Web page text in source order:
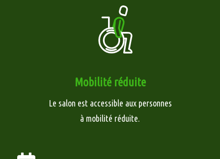
Mobilité réduite
Le salon est accessible aux personnes
à mobilité réduite.